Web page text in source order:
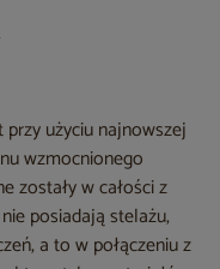
użyciu najnowszej
wzmocnionego
zostały w całości z
posiadają stelażu,
a to w połączeniu z